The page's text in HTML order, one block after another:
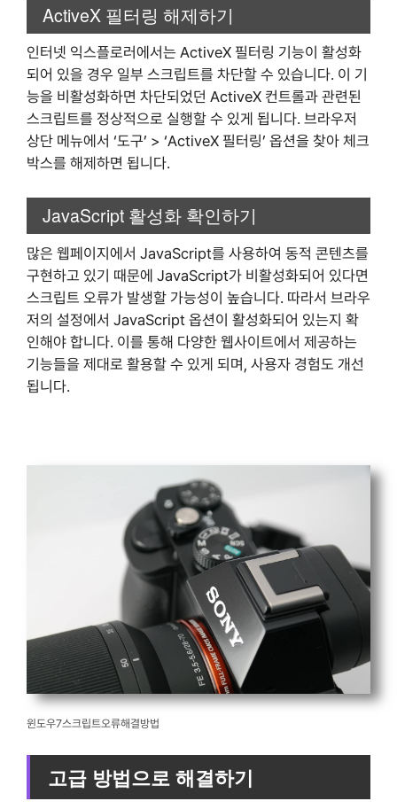
ActiveX 필터링 해제하기
인터넷 익스플로러에서는 ActiveX 필터링 기능이 활성화
되어 있을 경우 일부 스크립트를 차단할 수 있습니다. 이 기
능을 비활성화하면 차단되었던 ActiveX 컨트롤과 관련된
스크립트를 정상적으로 실행할 수 있게 됩니다. 브라우저
상단 메뉴에서 ‘도구’ > ‘ActiveX 필터링’ 옵션을 찾아 체크
박스를 해제하면 됩니다.
JavaScript 활성화 확인하기
많은 웹페이지에서 JavaScript를 사용하여 동적 콘텐츠를
구현하고 있기 때문에 JavaScript가 비활성화되어 있다면
스크립트 오류가 발생할 가능성이 높습니다. 따라서 브라우
저의 설정에서 JavaScript 옵션이 활성화되어 있는지 확
인해야 합니다. 이를 통해 다양한 웹사이트에서 제공하는
기능들을 제대로 활용할 수 있게 되며, 사용자 경험도 개선
됩니다.
윈도우7스크립트오류해결방법
고급 방법으로 해결하기